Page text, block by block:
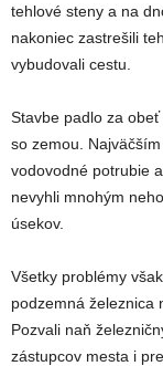
tehlové steny a na
nakoniec zastrešili
vybudovali cestu.
Stavbe padlo za
so zemou.
vodovodné potrubie
nevyhli mnohým
úsekov.
Všetky problémy
podzemná železnica
Pozvali naň
zástupcov mesta i